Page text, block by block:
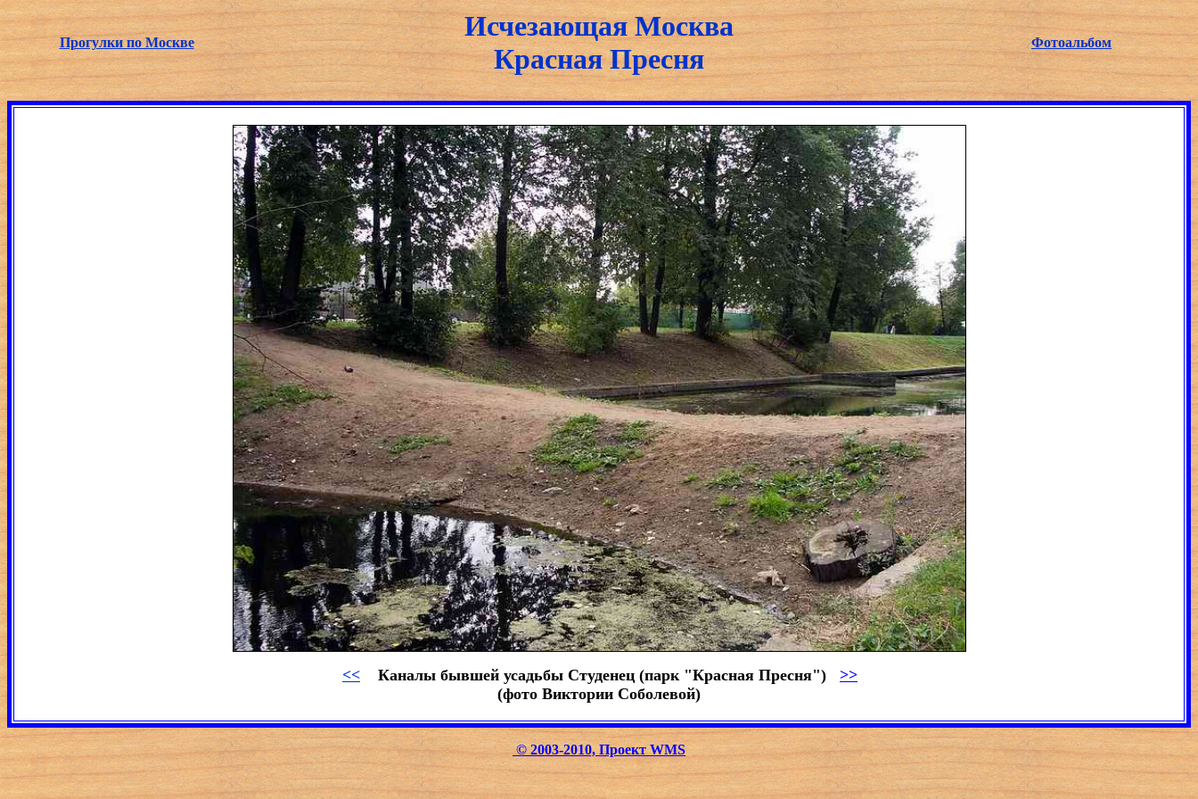
Прогулки по Москве
Исчезающая Москва
Красная Пресня
Фотоальбом
<< Каналы бывшей усадьбы Студенец (парк "Красная Пресня") >>
(фото Виктории Соболевой)
© 2003-2010, Проект WMS